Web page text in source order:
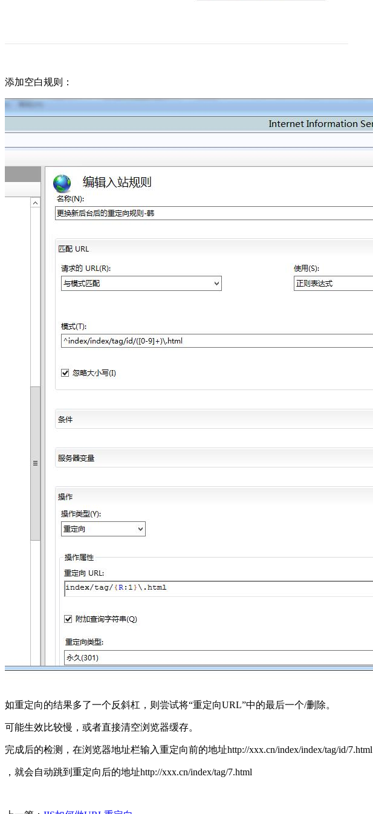
添加空白规则：
如重定向的结果多了一个反斜杠，则尝试将“重定向URL”中的最后一个/删除。
可能生效比较慢，或者直接清空浏览器缓存。
完成后的检测，在浏览器地址栏输入重定向前的地址http://xxx.cn/index/index/tag/id/7.html
，就会自动跳到重定向后的地址http://xxx.cn/index/tag/7.html